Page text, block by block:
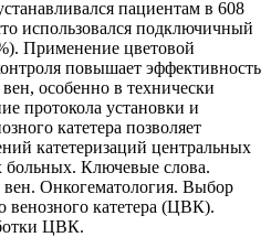
пациентам в 608
использовался подключичный
Применение цветовой
повышает эффективность
особенно в технически
протокола установки и
катетера позволяет
катетеризаций центральных
больных. Ключевые слова.
вен. Онкогематология. Выбор
венозного катетера (ЦВК).
ЦВК.